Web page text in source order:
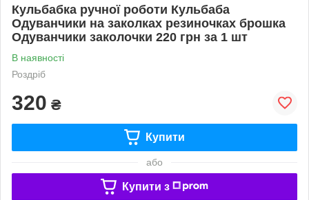
Кульбабка ручної роботи Кульбаба
Одуванчики на заколках резиночках брошка
Одуванчики заколочки 220 грн за 1 шт
В наявності
Роздріб
320 ₴
Купити
або
Купити з